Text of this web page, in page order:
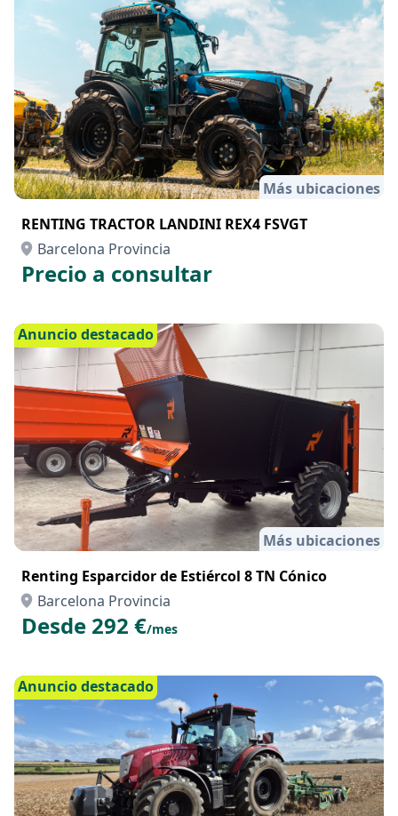
Más ubicaciones
RENTING TRACTOR LANDINI REX4 FSVGT
Barcelona Provincia
Precio a consultar
Anuncio destacado
Más ubicaciones
Renting Esparcidor de Estiércol 8 TN Cónico
Barcelona Provincia
Desde 292 €/mes
Anuncio destacado